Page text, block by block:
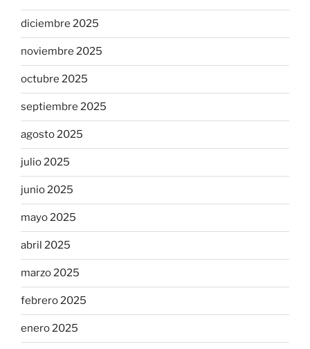
diciembre 2025
noviembre 2025
octubre 2025
septiembre 2025
agosto 2025
julio 2025
junio 2025
mayo 2025
abril 2025
marzo 2025
febrero 2025
enero 2025